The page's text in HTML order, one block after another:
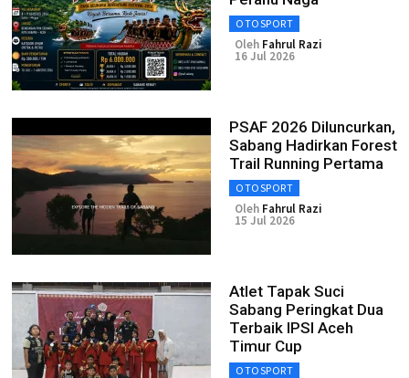
OTOSPORT
Oleh Fahrul Razi
16 Jul 2026
PSAF 2026 Diluncurkan,
Sabang Hadirkan Forest
Trail Running Pertama
OTOSPORT
Oleh Fahrul Razi
15 Jul 2026
Atlet Tapak Suci
Sabang Peringkat Dua
Terbaik IPSI Aceh
Timur Cup
OTOSPORT